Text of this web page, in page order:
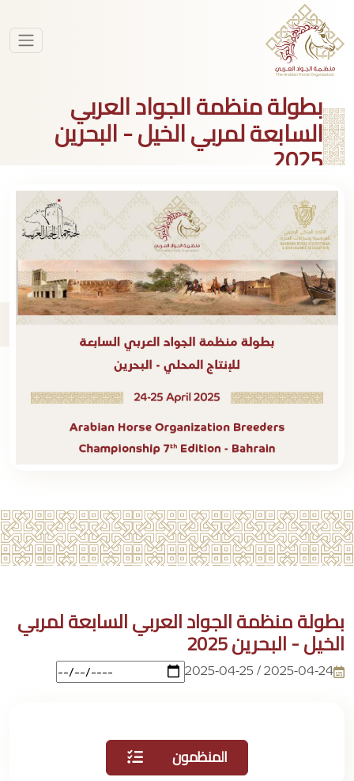
بطولة منظمة الجواد العربي
السابعة لمربي الخيل - البحرين
2025
بطولة منظمة الجواد العربي السابعة لمربي
الخيل - البحرين 2025
2025-04-24 / 2025-04-25
المنظمون